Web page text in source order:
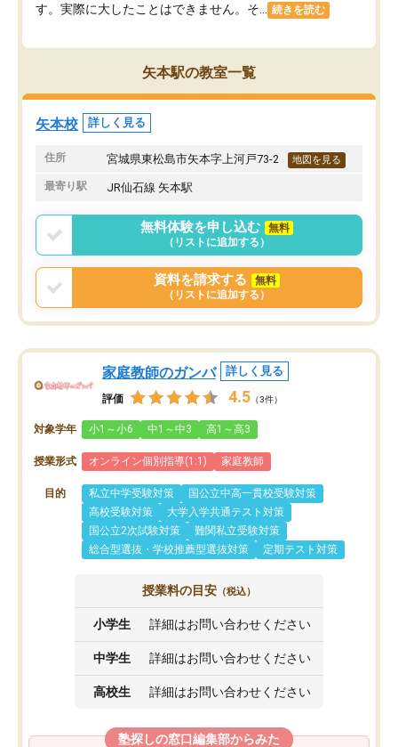
す。実際に大したことはできません。そ...
続きを読む
矢本駅の教室一覧
矢本校 詳しく見る
住所 宮城県東松島市矢本字上河戸73-2 地図を見る
最寄り駅 JR仙石線 矢本駅
無料体験を申し込む
無料
（リストに追加する）
資料を請求する
無料
（リストに追加する）
家庭教師のガンバ 詳しく見る
評価 4.5 （3件）
対象学年 小1～小6 中1～中3 高1～高3
授業形式 オンライン個別指導(1:1) 家庭教師
目的 私立中学受験対策
国公立中高一貫校受験対策
高校受験対策
大学入学共通テスト対策
国公立2次試験対策
難関私立受験対策
総合型選抜・学校推薦型選抜対策
定期テスト対策
授業料の目安 （税込）
小学生 詳細はお問い合わせください
中学生 詳細はお問い合わせください
高校生 詳細はお問い合わせください
塾探しの窓口編集部からみた